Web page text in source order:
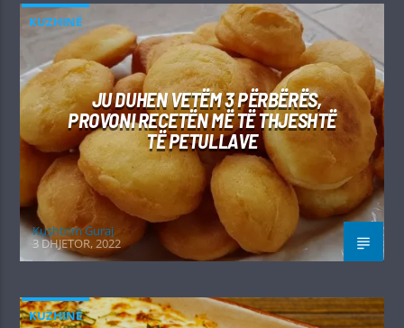
KUZHINË
JU DUHEN VETËM 3 PËRBËRËS,
PROVONI RECETËN MË TË THJESHTË
TË PETULLAVE
Kushtrim Guraj
3 DHJETOR, 2022
KUZHINË